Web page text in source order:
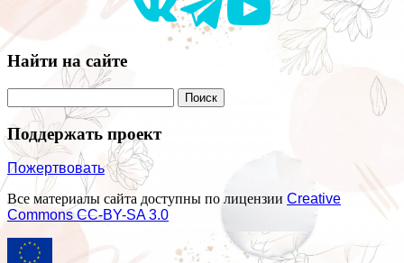
Найти на сайте
Поддержать проект
Пожертвовать
Все материалы сайта доступны по лицензии Creative
Commons СС-BY-SA 3.0